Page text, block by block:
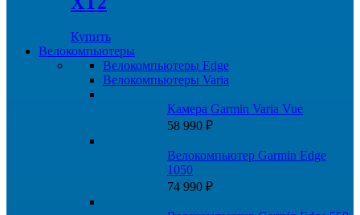
Купить
Велокомпьютеры
Велокомпьютеры Edge
Велокомпьютеры Varia
Камера Garmin Varia Vue
58 990 ₽
Велокомпьютер Garmin Edge
1050
74 990 ₽